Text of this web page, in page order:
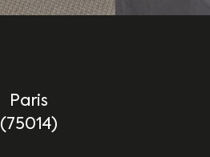
Paris
(75014)